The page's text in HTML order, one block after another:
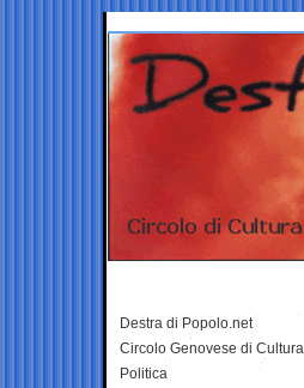
Destra di Popolo.net
Circolo Genovese di
Politica